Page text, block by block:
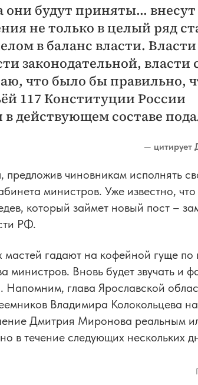
они будут приняты... внесут
не только в целый ряд
в баланс власти. Власти
законодательной, власти
что было бы правильно,
117 Конституции России
действующем составе
— цитирует
предложив чиновникам исполнять
министров. Уже известно, что
который займет новый пост –
РФ.
мастей гадают на кофейной гуще по
министров. Вновь будет звучать и
глава Ярославской
Владимира Колокольцева
Дмитрия Миронова реальным
в течение следующих нескольких